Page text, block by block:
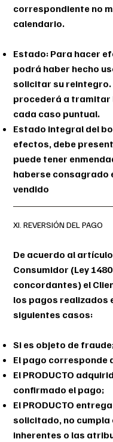
correspondiente no
calendario.
Estado: Para hacer
podrá haber hecho
solicitar su reintegro.
procederá a
cada caso puntual.
Estado integral del
efectos, debe
puede tener
haberse consagrado
vendido
XI. REVERSIÓN DEL PAGO
De acuerdo al
Consumidor (Ley
concordantes) el
los pagos realizados
siguientes casos:
Si es objeto de
El pago corresponde
El PRODUCTO
confirmado el pago;
El PRODUCTO
solicitado, no
inherentes o las